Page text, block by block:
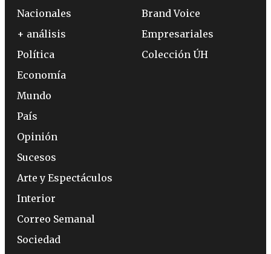
Nacionales
+ análisis
Política
Economía
Mundo
País
Opinión
Sucesos
Arte y Espectáculos
Interior
Correo Semanal
Sociedad
Brand Voice
Empresariales
Colección ÚH